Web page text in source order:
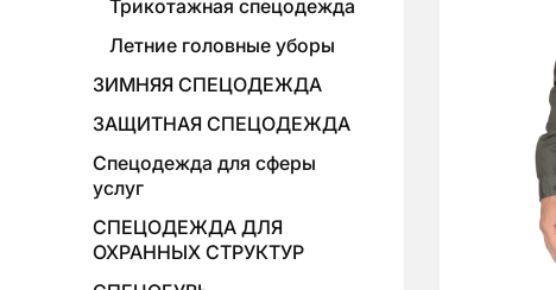
Трикотажная спецодежда
Летние головные уборы
ЗИМНЯЯ СПЕЦОДЕЖДА
ЗАЩИТНАЯ СПЕЦОДЕЖДА
Спецодежда для сферы
услуг
СПЕЦОДЕЖДА ДЛЯ
ОХРАННЫХ СТРУКТУР